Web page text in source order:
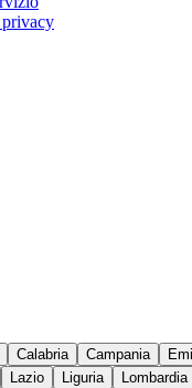
Calabria Campania
Lazio Liguria Lombardia